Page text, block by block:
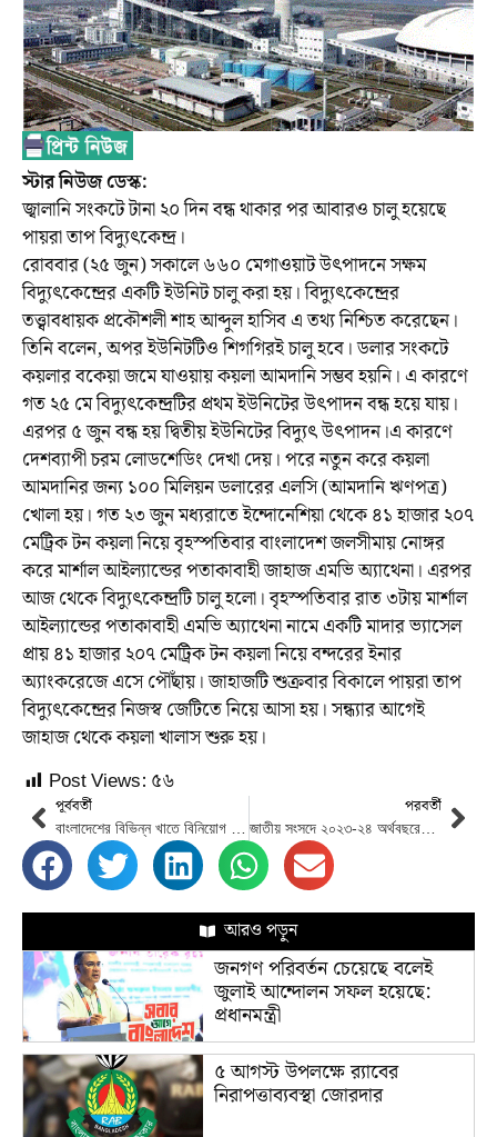
স্টার নিউজ ডেস্ক:
জ্বালানি সংকটে টানা ২০ দিন বন্ধ থাকার পর আবারও চালু হয়েছে
পায়রা তাপ বিদ্যুৎকেন্দ্র।
রোববার (২৫ জুন) সকালে ৬৬০ মেগাওয়াট উৎপাদনে সক্ষম
বিদ্যুৎকেন্দ্রের একটি ইউনিট চালু করা হয়। বিদ্যুৎকেন্দ্রের
তত্ত্বাবধায়ক প্রকৌশলী শাহ আব্দুল হাসিব এ তথ্য নিশ্চিত করেছেন।
তিনি বলেন, অপর ইউনিটটিও শিগগিরই চালু হবে। ডলার সংকটে
কয়লার বকেয়া জমে যাওয়ায় কয়লা আমদানি সম্ভব হয়নি। এ কারণে
গত ২৫ মে বিদ্যুৎকেন্দ্রটির প্রথম ইউনিটের উৎপাদন বন্ধ হয়ে যায়।
এরপর ৫ জুন বন্ধ হয় দ্বিতীয় ইউনিটের বিদ্যুৎ উৎপাদন।এ কারণে
দেশব্যাপী চরম লোডশেডিং দেখা দেয়। পরে নতুন করে কয়লা
আমদানির জন্য ১০০ মিলিয়ন ডলারের এলসি (আমদানি ঋণপত্র)
খোলা হয়। গত ২৩ জুন মধ্যরাতে ইন্দোনেশিয়া থেকে ৪১ হাজার ২০৭
মেট্রিক টন কয়লা নিয়ে বৃহস্পতিবার বাংলাদেশ জলসীমায় নোঙ্গর
করে মার্শাল আইল্যান্ডের পতাকাবাহী জাহাজ এমভি অ্যাথেনা। এরপর
আজ থেকে বিদ্যুৎকেন্দ্রটি চালু হলো। বৃহস্পতিবার রাত ৩টায় মার্শাল
আইল্যান্ডের পতাকাবাহী এমভি অ্যাথেনা নামে একটি মাদার ভ্যাসেল
প্রায় ৪১ হাজার ২০৭ মেট্রিক টন কয়লা নিয়ে বন্দরের ইনার
অ্যাংকরেজে এসে পৌঁছায়। জাহাজটি শুক্রবার বিকালে পায়রা তাপ
বিদ্যুৎকেন্দ্রের নিজস্ব জেটিতে নিয়ে আসা হয়। সন্ধ্যার আগেই
জাহাজ থেকে কয়লা খালাস শুরু হয়।
Post Views: ৫৬
পূর্ববর্তী
বাংলাদেশের বিভিন্ন খাতে বিনিয়োগ করতে ভিয়েতনামি বিনিয়োগকারীদের প্রতি আহ্বান রাষ্ট্রপতির
পরবর্তী
জাতীয় সংসদে ২০২৩-২৪ অর্থবছরের বাজেট পাস
আরও পড়ুন
জনগণ পরিবর্তন চেয়েছে বলেই
জুলাই আন্দোলন সফল হয়েছে:
প্রধানমন্ত্রী
৫ আগস্ট উপলক্ষে র‌্যাবের
নিরাপত্তাব্যবস্থা জোরদার